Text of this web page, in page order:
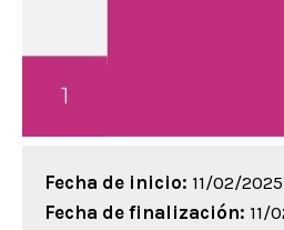
Fecha de inicio: 11/02/2025
Fecha de finalización: 11/